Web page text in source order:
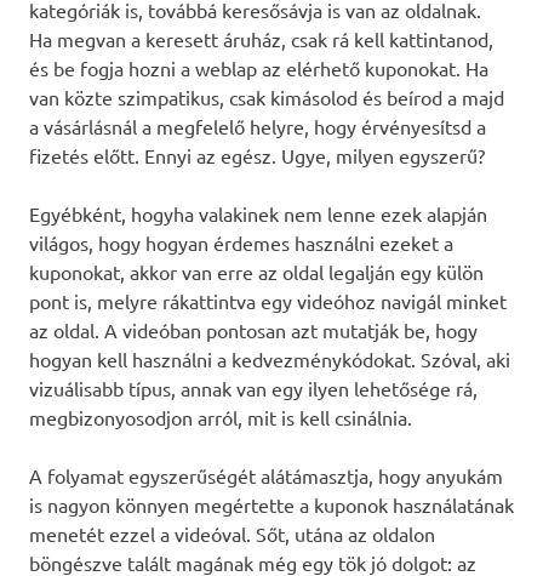
kategóriák is, továbbá keresősávja is van az oldalnak.
Ha megvan a keresett áruház, csak rá kell kattintanod,
és be fogja hozni a weblap az elérhető kuponokat. Ha
van közte szimpatikus, csak kimásolod és beírod a majd
a vásárlásnál a megfelelő helyre, hogy érvényesítsd a
fizetés előtt. Ennyi az egész. Ugye, milyen egyszerű?
Egyébként, hogyha valakinek nem lenne ezek alapján
világos, hogy hogyan érdemes használni ezeket a
kuponokat, akkor van erre az oldal legalján egy külön
pont is, melyre rákattintva egy videóhoz navigál minket
az oldal. A videóban pontosan azt mutatják be, hogy
hogyan kell használni a kedvezménykódokat. Szóval, aki
vizuálisabb típus, annak van egy ilyen lehetősége rá,
megbizonyosodjon arról, mit is kell csinálnia.
A folyamat egyszerűségét alátámasztja, hogy anyukám
is nagyon könnyen megértette a kuponok használatának
menetét ezzel a videóval. Sőt, utána az oldalon
böngészve talált magának még egy tök jó dolgot: az